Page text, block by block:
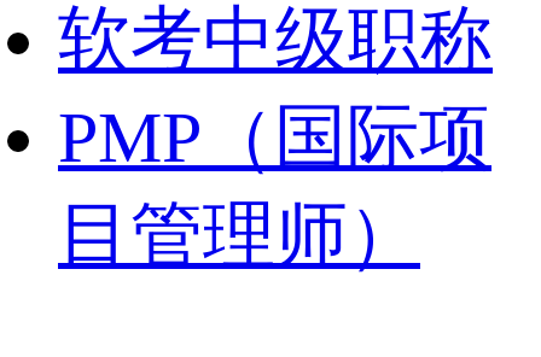
软考中级职称
PMP（国际项
目管理师）